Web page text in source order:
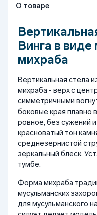
О товаре
Винга в
михраба
Вертикальная стела
михраба - верх с
симметричными
боковые края плавно
ровное, без сужений
красноватый тон
среднезернистой
зеркальный блеск.
тумбе.
Форма михраба
мусульманских
для мусульманского